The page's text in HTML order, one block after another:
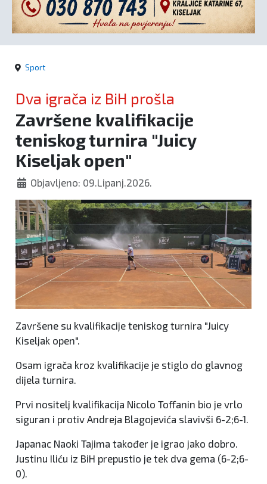
Politika
Sport
Dva igrača iz BiH prošla
Završene kvalifikacije
teniskog turnira "Juicy
Kiseljak open"
Objavljeno: 09.Lipanj.2026.
Završene su kvalifikacije teniskog turnira "Juicy
Kiseljak open".
Osam igrača kroz kvalifikacije je stiglo do glavnog
dijela turnira.
Prvi nositelj kvalifikacija Nicolo Toffanin bio je vrlo
siguran i protiv Andreja Blagojevića slavivši 6-2;6-1.
Japanac Naoki Tajima također je igrao jako dobro.
Justinu Iliću iz BiH prepustio je tek dva gema (6-2;6-
0).